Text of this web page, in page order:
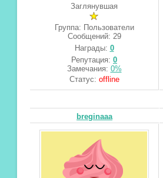
Заглянувшая
Группа: Пользователи
Сообщений: 29
Награды: 0
Репутация: 0
Замечания: 0%
Статус: offline
breginaaa